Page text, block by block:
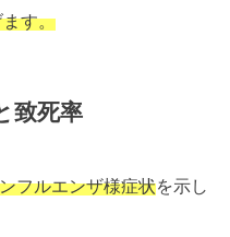
す。
致死率
フルエンザ様症状を示し